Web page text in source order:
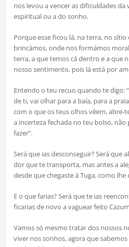
nos levou a vencer as dificuldades da
espiritual ou a do sonho.
Porque esse ficou lá, na terra, no
brincámos, onde nos formámos
terra, a que temos cá dentro e a que
nosso sentimento, pois lá está por
Entendo o teu recuo quando te digo:
de ti, vai olhar para a baía, para a
com o que os teus olhos vêem, abre-
a incerteza fechada no teu bolso, não
fazer”.
Será que ias desconseguir? Será que
dor que te transporta, mas antes a
desde que chegaste à Tuga, como lhe
E o que farias? Será que te ias
ficarias de novo a vaguear feito
Vamos só mesmo tratar dos nossos
viver nos sonhos, agora que